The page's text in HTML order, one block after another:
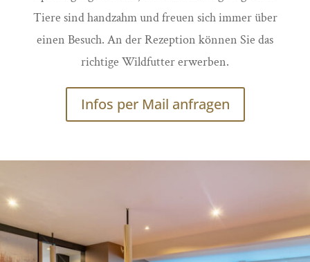
Tiere sind handzahm und freuen sich immer über
einen Besuch. An der Rezeption können Sie das
richtige Wildfutter erwerben.
Infos per Mail anfragen